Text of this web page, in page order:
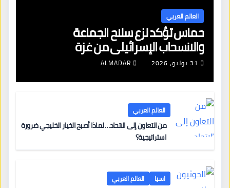
العالم العربي
حماس تؤكد نزع سلاح الجماعة
والانسحاب الإسرائيلي من غزة
31 يوليو، 2026 ALMADAR
العالم العربي
من التعاون إلى الاتحاد… لماذا أصبح الخيار الخليجي ضرورة
استراتيجية؟
اسيا العالم العربي